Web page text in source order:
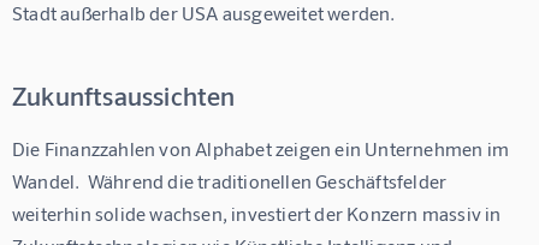
Stadt außerhalb der USA ausgeweitet werden.
Zukunftsaussichten
Die Finanzzahlen von Alphabet zeigen ein Unternehmen im
Wandel.  Während die traditionellen Geschäftsfelder
weiterhin solide wachsen, investiert der Konzern massiv in